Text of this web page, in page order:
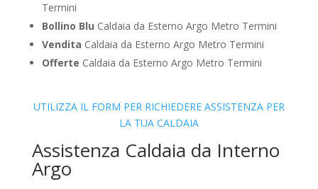
Termini
Bollino Blu Caldaia da Esterno Argo Metro Termini
Vendita Caldaia da Esterno Argo Metro Termini
Offerte Caldaia da Esterno Argo Metro Termini
UTILIZZA IL FORM PER RICHIEDERE ASSISTENZA PER
LA TUA CALDAIA
Assistenza Caldaia da Interno
Argo